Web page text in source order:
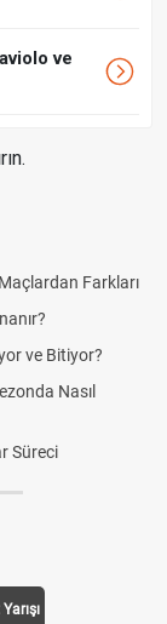
ve
Kısaltmalar Ne
Sonuç Kavramları
Kuralları
Hangi
2026? ÖSYM